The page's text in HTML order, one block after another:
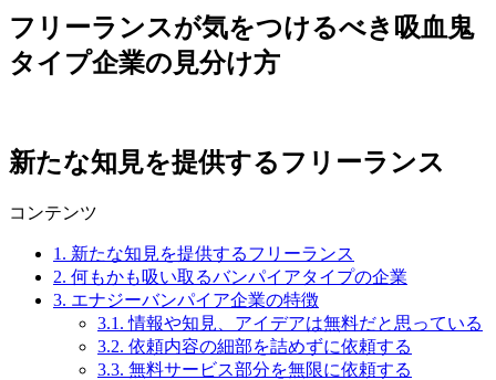
フリーランスが気をつけるべき吸血鬼
タイプ企業の見分け方
新たな知見を提供するフリーランス
コンテンツ
1. 新たな知見を提供するフリーランス
2. 何もかも吸い取るバンパイアタイプの企業
3. エナジーバンパイア企業の特徴
3.1. 情報や知見、アイデアは無料だと思っている
3.2. 依頼内容の細部を詰めずに依頼する
3.3. 無料サービス部分を無限に依頼する